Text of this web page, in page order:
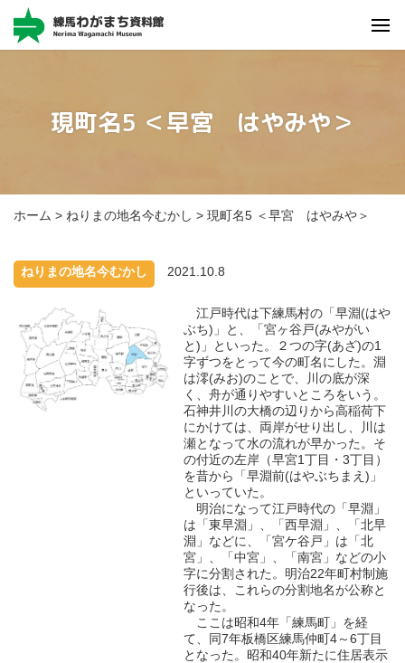
資料
現町名5 ＜早宮 はやみや＞
ホーム > ねりまの地名今むかし > 現町名5 ＜早宮 はやみや＞
ねりまの地名今むかし 2021.10.8
江戸時代は下練馬村の「早淵(はや
ぶち)」と、「宮ヶ谷戸(みやがい
と)」といった。２つの字(あざ)の1
字ずつをとって今の町名にした。淵
は澪(みお)のことで、川の底が深
く、舟が通りやすいところをいう。
石神井川の大橋の辺りから高稲荷下
にかけては、両岸がせり出し、川は
瀬となって水の流れが早かった。そ
の付近の左岸（早宮1丁目・3丁目）
を昔から「早淵前(はやぶちまえ)」
といっていた。
明治になって江戸時代の「早淵」
は「東早淵」、「西早淵」、「北早
淵」などに、「宮ケ谷戸」は「北
宮」、「中宮」、「南宮」などの小
字に分割された。明治22年町村制施
行後は、これらの分割地名が公称と
なった。
ここは昭和4年「練馬町」を経
て、同7年板橋区練馬仲町4～6丁目
となった。昭和40年新たに住居表示